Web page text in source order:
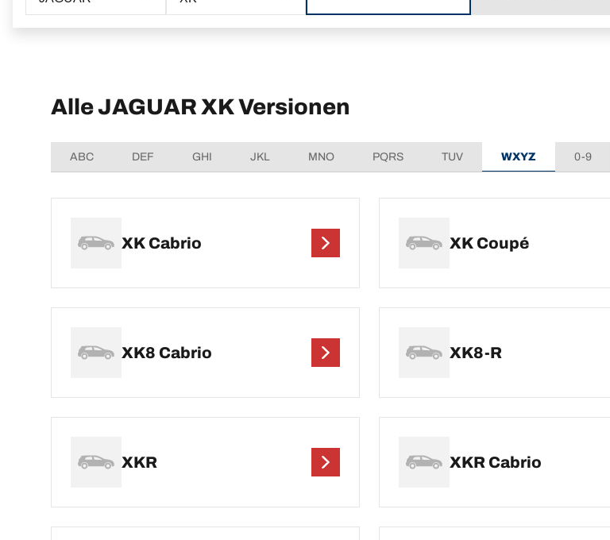
Alle JAGUAR XK Versionen
ABC DEF GHI JKL MNO PQRS TUV WXYZ 0-9
XK Cabrio XK Coupé
XK8 Cabrio XK8-R
XKR XKR Cabrio